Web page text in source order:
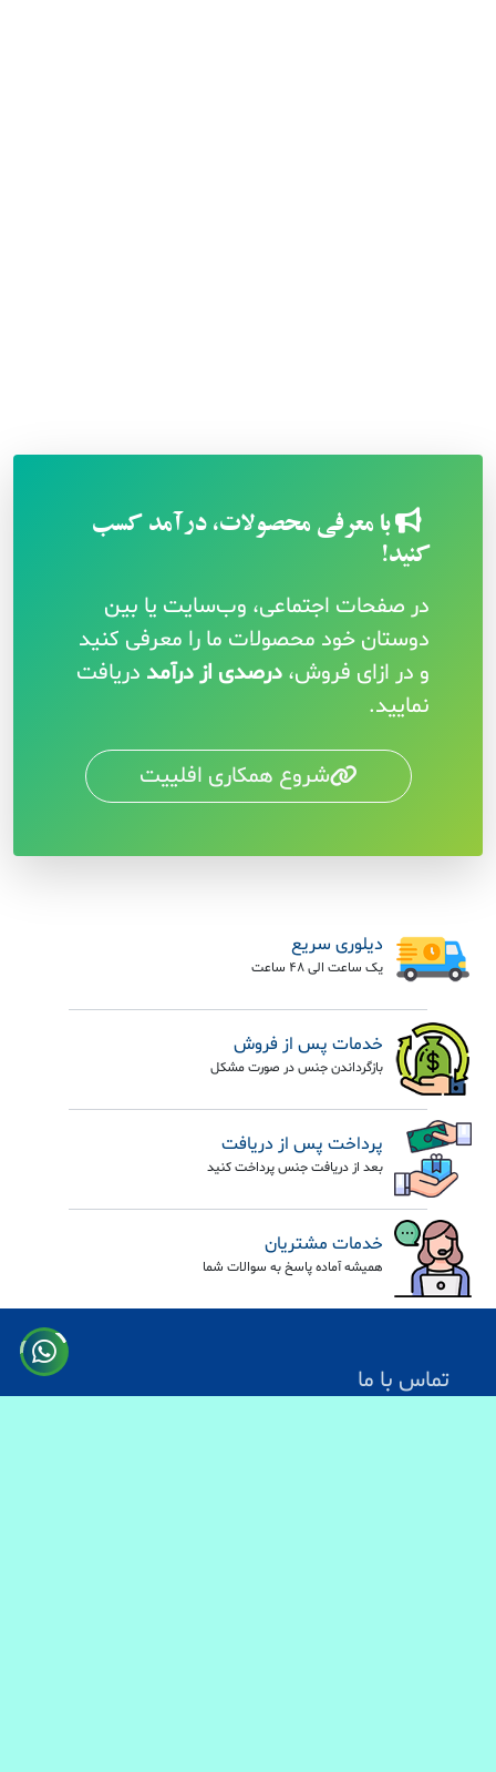
با معرفی محصولات، درآمد کسب
کنید!
در صفحات اجتماعی، وب‌سایت یا بین
دوستان خود محصولات ما را معرفی کنید
و در ازای فروش، درصدی از درآمد دریافت
نمایید.
شروع همکاری افلییت
دیلوری سریع
یک ساعت الی 48 ساعت
خدمات پس از فروش
بازگرداندن جنس در صورت مشکل
پرداخت پس از دریافت
بعد از دریافت جنس پرداخت کنید
خدمات مشتریان
همیشه آماده پاسخ به سوالات شما
تماس با ما